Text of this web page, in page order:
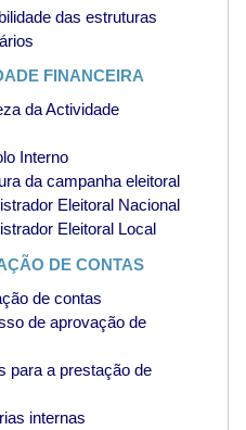
das estruturas
FINANCEIRA
da Actividade
Interno
da campanha eleitoral
Eleitoral Nacional
Eleitoral Local
DE CONTAS
de contas
de aprovação de
para a prestação de
internas